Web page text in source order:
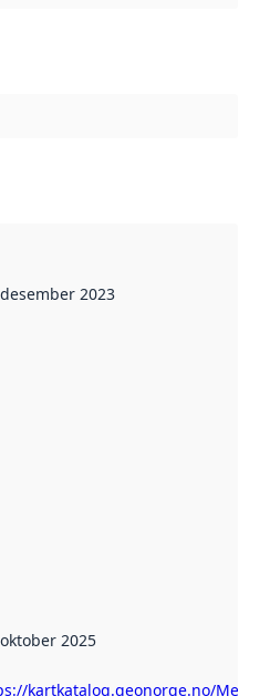
2023
2025
kartkatalog.geonorge.no/